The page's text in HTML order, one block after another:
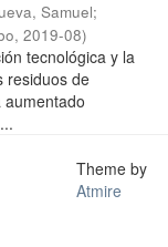
Samuel;
, 2019-08)
tecnológica y la
residuos de
aumentado
Theme by
Atmire